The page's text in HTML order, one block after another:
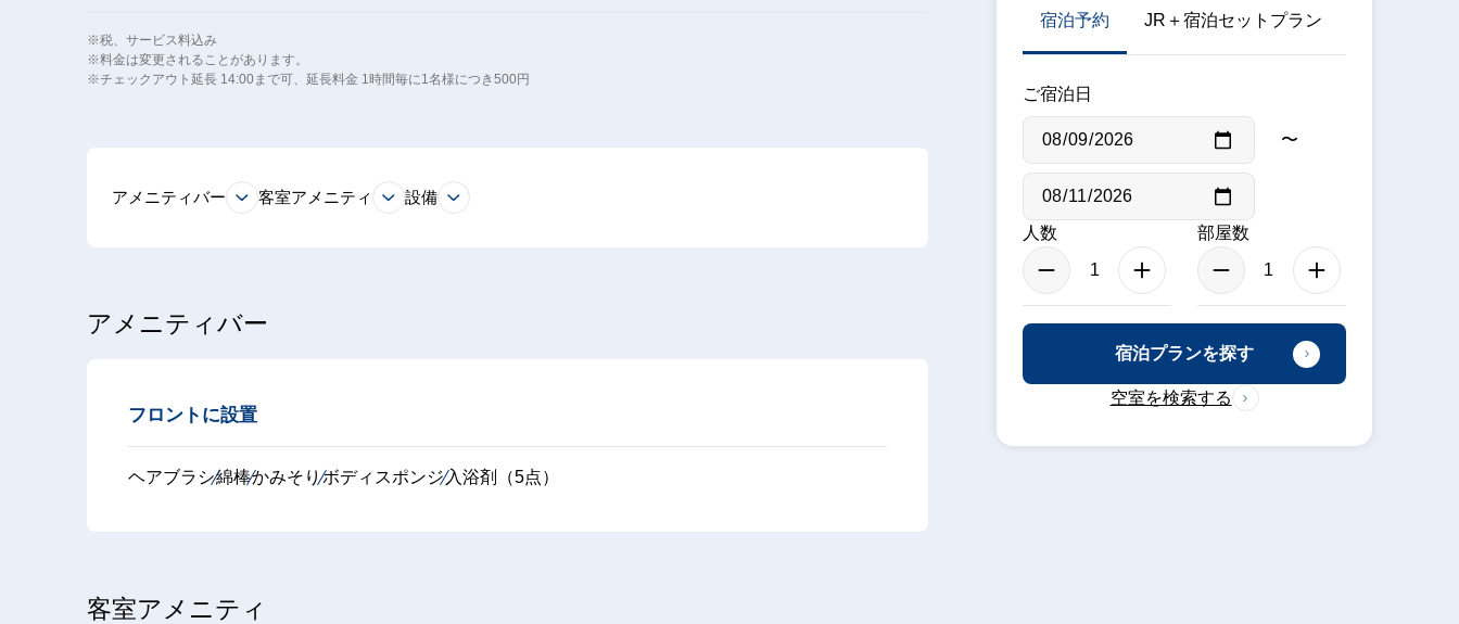
※税、サービス料込み
※料金は変更されることがあります。
※チェックアウト延長 14:00まで可、延長料金 1時間毎に1名様につき500円
アメニティバー 客室アメニティ 設備
アメニティバー
フロントに設置
ヘアブラシ綿棒かみそりボディスポンジ入浴剤（5点）
客室アメニティ
宿泊予約 JR＋宿泊セットプラン
ご宿泊日
〜
人数 部屋数
宿泊プランを探す
空室を検索する